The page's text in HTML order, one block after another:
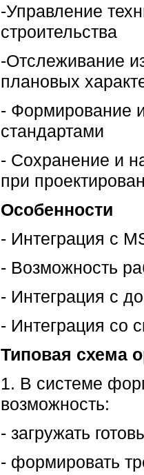
-Управление
строительства
-Отслеживание
плановых
- Формирование
стандартами
- Сохранение и
при
Особенности
- Интеграция с
- Возможность
- Интеграция с
- Интеграция со
Типовая схема
1. В системе
возможность:
- загружать
- формировать